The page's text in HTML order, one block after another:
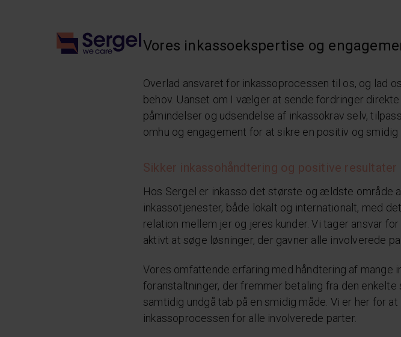
Vores inkassoekspertise og
Overlad ansvaret for inkassoprocessen til os, og lad
behov. Uanset om I vælger at sende fordringer
påmindelser og udsendelse af inkassokrav selv,
omhu og engagement for at sikre en positiv og
Sikker inkassohåndtering og positive resultater
Hos Sergel er inkasso det største og ældste område
inkassotjenester, både lokalt og internationalt, med
relation mellem jer og jeres kunder. Vi tager ansvar
aktivt at søge løsninger, der gavner alle involverede
Vores omfattende erfaring med håndtering af
foranstaltninger, der fremmer betaling fra den
samtidig undgå tab på en smidig måde. Vi er her for
inkassoprocessen for alle involverede parter.